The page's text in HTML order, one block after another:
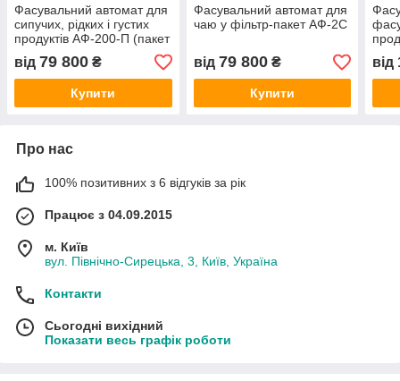
Фасувальний автомат для
сипучих, рідких і густих
продуктів АФ-200-П (пакет
«подушка»)
від 79 800 ₴
Купити
Фасувальний автомат для
чаю у фільтр-пакет АФ-2С
від 79 800₴
Купити
від
Про нас
100% позитивних з 6 відгуків за рік
Працює з 04.09.2015
м. Київ
вул. Північно-Сирецька, 3, Київ, Україна
Контакти
Сьогодні вихідний
Показати весь графік роботи